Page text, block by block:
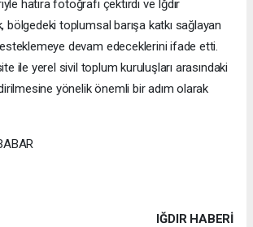
hatıra fotoğrafı çektirdi ve Iğdır
bölgedeki toplumsal barışa katkı sağlayan
devam edeceklerini ifade etti.
ile yerel sivil toplum kuruluşları arasındaki
yönelik önemli bir adım olarak
IĞDIR HABERİ